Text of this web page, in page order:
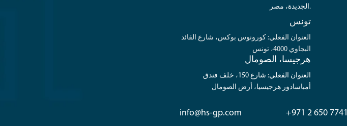
الجديدة، مصر.
تونس
العنوان الفعلي: كورونوس بوكس، شارع القائد
البجاوي 4000، تونس
هرجيسا، الصومال
العنوان الفعلي: شارع 150، خلف فندق
أمباسادور هرجيسيا، أرض الصومال
info@hs-gp.com +971 2 650 7741